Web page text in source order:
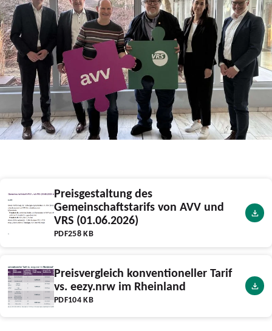
Preisgestaltung des
Gemeinschaftstarifs von AVV und
VRS (01.06.2026)
PDF258 KB
Preisvergleich konventioneller Tarif
vs. eezy.nrw im Rheinland
PDF104 KB